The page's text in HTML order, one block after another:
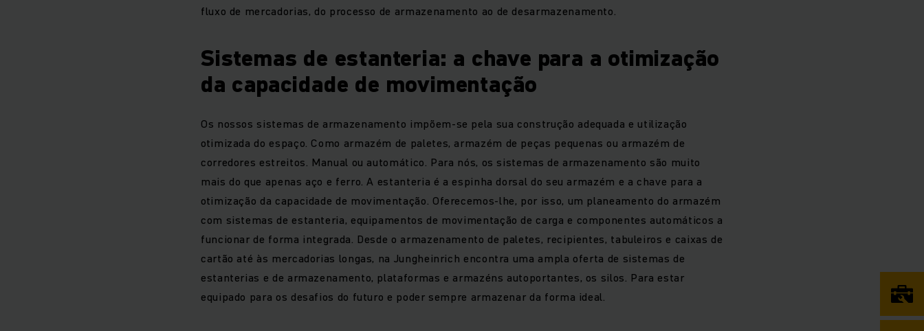
fluxo de mercadorias, do processo de armazenamento ao de desarmazenamento.
Sistemas de estanteria: a chave para a otimização
da capacidade de movimentação
Os nossos sistemas de armazenamento impõem-se pela sua construção adequada e utilização
otimizada do espaço. Como armazém de paletes, armazém de peças pequenas ou armazém de
corredores estreitos. Manual ou automático. Para nós, os sistemas de armazenamento são muito
mais do que apenas aço e ferro. A estanteria é a espinha dorsal do seu armazém e a chave para a
otimização da capacidade de movimentação. Oferecemos-lhe, por isso, um planeamento do armazém
com sistemas de estanteria, equipamentos de movimentação de carga e componentes automáticos a
funcionar de forma integrada. Desde o armazenamento de paletes, recipientes, tabuleiros e caixas de
cartão até às mercadorias longas, na Jungheinrich encontra uma ampla oferta de sistemas de
estanterias e de armazenamento, plataformas e armazéns autoportantes, os silos. Para estar
equipado para os desafios do futuro e poder sempre armazenar da forma ideal.